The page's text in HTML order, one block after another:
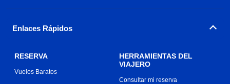
Enlaces Rápidos
RESERVA
Vuelos Baratos
HERRAMIENTAS DEL
VIAJERO
Consultar mi reserva